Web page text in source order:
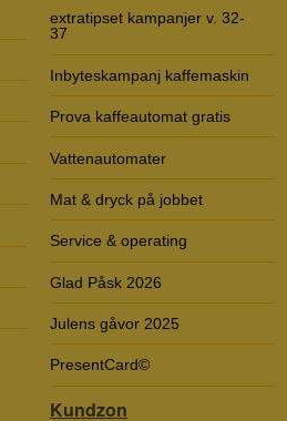
extratipset kampanjer v. 32-
37
Inbyteskampanj kaffemaskin
Prova kaffeautomat gratis
Vattenautomater
Mat & dryck på jobbet
Service & operating
Glad Påsk 2026
Julens gåvor 2025
PresentCard©
Kundzon